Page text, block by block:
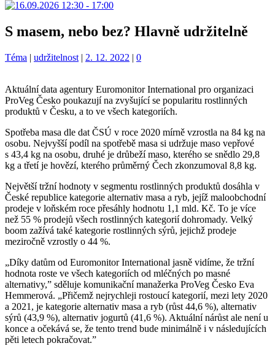
S masem, nebo bez? Hlavně udržitelně
Kategorie:
Téma | Štítky:
udržitelnost | 2. 12. 2022 | 0
Aktuální data agentury Euromonitor International pro organizaci
ProVeg Česko poukazují na zvyšující se popularitu rostlinných
produktů v Česku, a to ve všech kategoriích.
Spotřeba masa dle dat ČSÚ v roce 2020 mírně vzrostla na 84 kg na
osobu. Nejvyšší podíl na spotřebě masa si udržuje maso vepřové
s 43,4 kg na osobu, druhé je drůbeží maso, kterého se snědlo 29,8
kg a třetí je hovězí, kterého průměrný Čech zkonzumoval 8,8 kg.
Největší tržní hodnoty v segmentu rostlinných produktů dosáhla v
České republice kategorie alternativ masa a ryb, jejíž maloobchodní
prodeje v loňském roce přesáhly hodnotu 1,1 mld. Kč. To je více
než 55 % prodejů všech rostlinných kategorií dohromady. Velký
boom zažívá také kategorie rostlinných sýrů, jejichž prodeje
meziročně vzrostly o 44 %.
„Díky datům od Euromonitor International jasně vidíme, že tržní
hodnota roste ve všech kategoriích od mléčných po masné
alternativy,” sděluje komunikační manažerka ProVeg Česko Eva
Hemmerová. „Přičemž nejrychleji rostoucí kategorií, mezi lety 2020
a 2021, je kategorie alternativ masa a ryb (růst 44,6 %), alternativ
sýrů (43,9 %), alternativ jogurtů (41,6 %). Aktuální nárůst ale není u
konce a očekává se, že tento trend bude minimálně i v následujících
pěti letech pokračovat.”